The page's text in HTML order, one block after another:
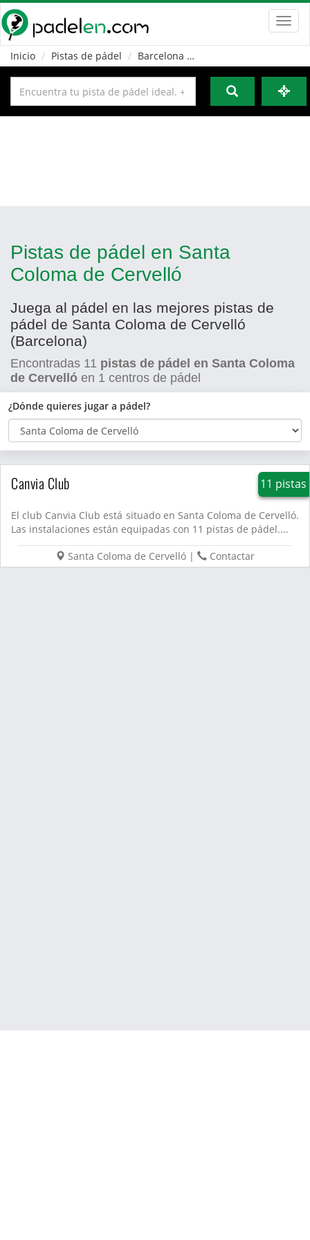
Inicio
Pistas de pádel Barcelona
Pistas de pádel en Santa
Coloma de Cervelló
Juega al pádel en las mejores pistas de
pádel de Santa Coloma de Cervelló
(Barcelona)
Encontradas 11 pistas de pádel en Santa Coloma
de Cervelló en 1 centros de pádel
¿Dónde quieres jugar a pádel?
Canvia Club 11 pistas
El club Canvia Club está situado en Santa Coloma de Cervelló.
Las instalaciones están equipadas con 11 pistas de pádel....
Santa Coloma de Cervelló | Contactar